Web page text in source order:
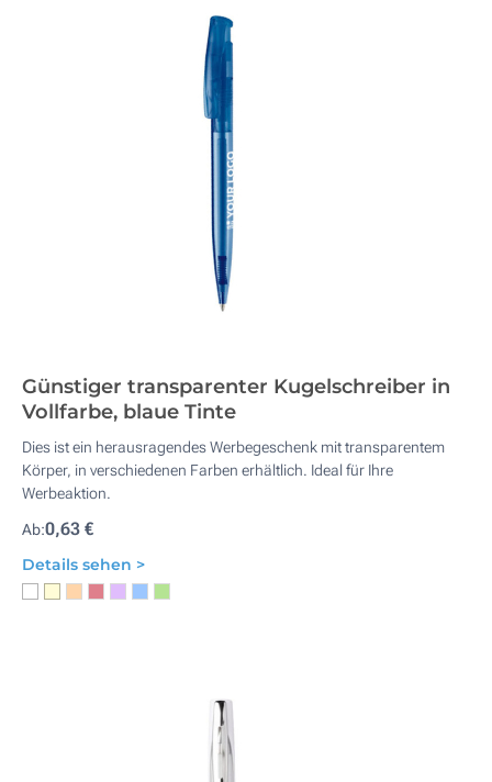
Günstiger transparenter Kugelschreiber in
Vollfarbe, blaue Tinte
Dies ist ein herausragendes Werbegeschenk mit transparentem
Körper, in verschiedenen Farben erhältlich. Ideal für Ihre
Werbeaktion.
Ab:0,63 €
Details sehen >